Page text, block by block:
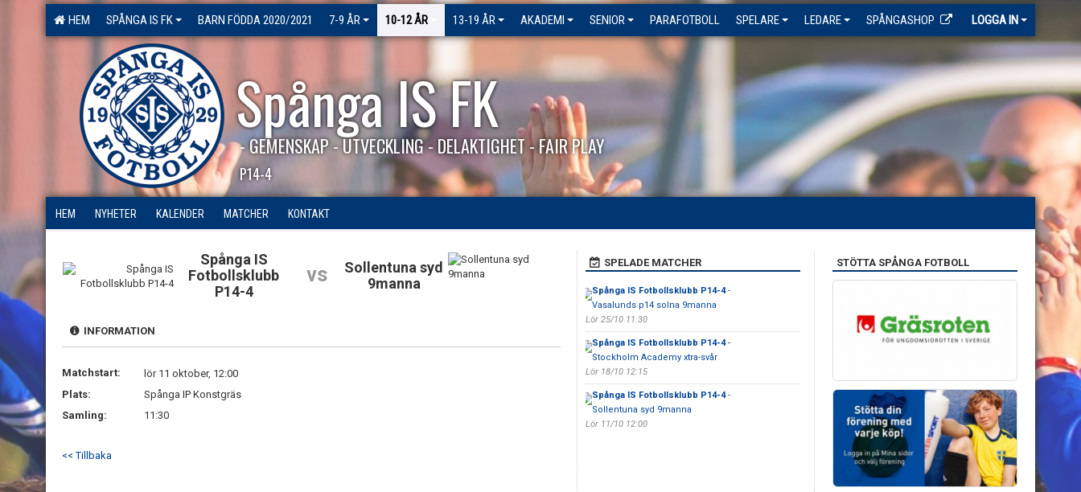
HEM SPÅNGA IS FK BARN FÖDDA 2020/2021 7-9 ÅR 10-12 ÅR 13-19 ÅR AKADEMI SENIOR PARAFOTBOLL SPELARE LEDARE SPÅNGASHOP LOGGA IN
Spånga IS FK
- GEMENSKAP - UTVECKLING - DELAKTIGHET - FAIR PLAY
P14-4
HEM NYHETER KALENDER MATCHER KONTAKT
Spånga IS
Fotbollsklubb
P14-4
vs
Sollentuna syd
9manna
INFORMATION
Matchstart:
lör 11 oktober, 12:00
Plats:
Spånga IP Konstgräs
Samling:
11:30
<< Tillbaka
SPELADE MATCHER
Spånga IS Fotbollsklubb P14-4-
Vasalunds p14 solna 9manna
Lör 25/10 11:30
Spånga IS Fotbollsklubb P14-4-
Stockholm Academy xtra-svår
Lör 18/10 12:15
Spånga IS Fotbollsklubb P14-4-
Sollentuna syd 9manna
Lör 11/10 12:00
STÖTTA SPÅNGA FOTBOLL